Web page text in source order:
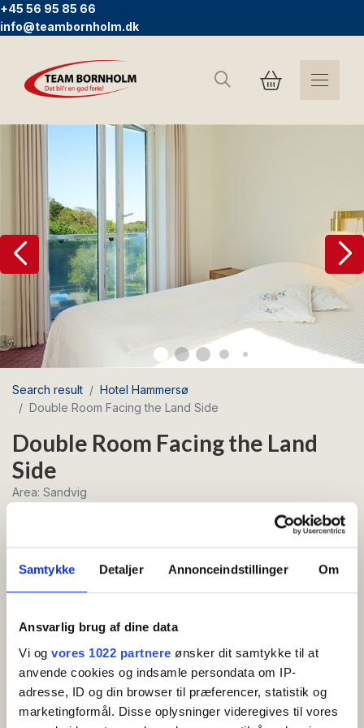
Samtykke Detaljer Annonceindstillinger Om
Ansvarlig brug af dine data
Vi og vores 1022 partnere ønsker dit samtykke til at
anvende cookies og indsamle persondata om IP-
adresse, ID og din browser til præferencer, statistik og
marketingformål. Disse oplysninger videregives til vores
+45 56 95 85 66
info@teambornholm.dk
Search
Search result
Hotel Hammersø
Double Room Facing the Land Side
Double Room Facing the Land
Side
Area: Sandvig
terrace – a comfortable base with views of the
land side and Hammersø.
AMENITIES